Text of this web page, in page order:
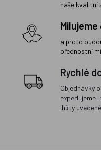
naše kvalitní
a proto
přednostní
Rychlé
Objednávky
expedujeme
lhůty